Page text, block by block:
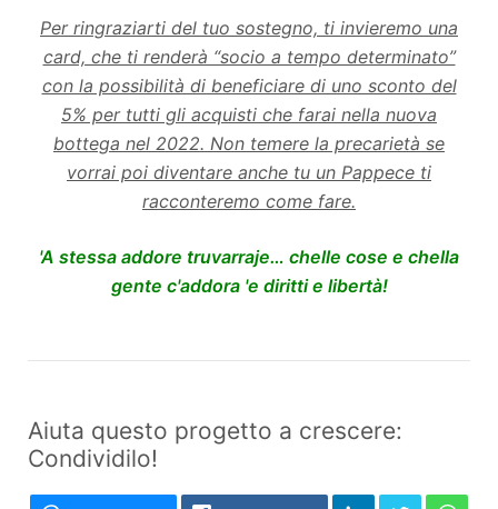
Per ringraziarti del tuo sostegno, ti invieremo una
card, che ti renderà “socio a tempo determinato”
con la possibilità di beneficiare di uno sconto del
5% per tutti gli acquisti che farai nella nuova
bottega nel 2022. Non temere la precarietà se
vorrai poi diventare anche tu un Pappece ti
racconteremo come fare.
'A stessa addore truvarraje… chelle cose e chella
gente c'addora 'e diritti e libertà!
Aiuta questo progetto a crescere:
Condividilo!